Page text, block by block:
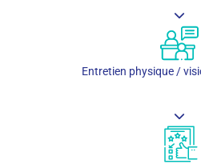
Entretien physique /